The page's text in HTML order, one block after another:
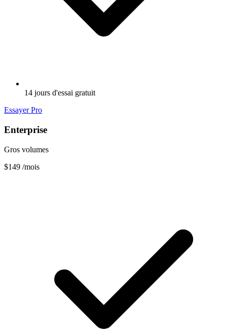
14 jours d'essai gratuit
Essayer Pro
Enterprise
Gros volumes
$149 /mois